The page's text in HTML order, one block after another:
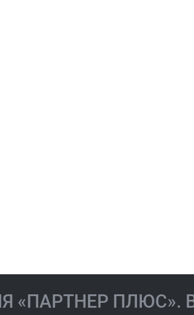
«ПАРТНЕР